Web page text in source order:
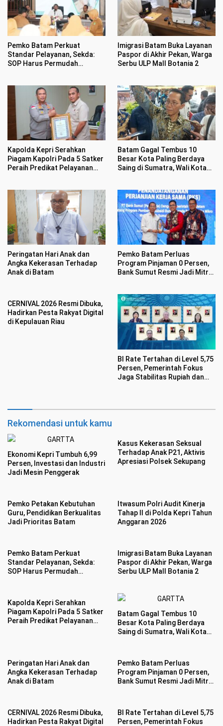
Pemko Batam Perkuat
Standar Pelayanan, Sekda:
SOP Harus Permudah
Imigrasi Batam Buka Layanan
Paspor di Akhir Pekan, Warga
Serbu ULP Mall Botania 2
Kapolda Kepri Serahkan
Piagam Kapolri Pada 5 Satker
Peraih Predikat Pelayanan
Batam Gagal Tembus 10
Besar Kota Paling Berdaya
Saing di Sumatra, Wali Kota
Peringatan Hari Anak dan
Angka Kekerasan Terhadap
Anak di Batam
Pemko Batam Perluas
Program Pinjaman 0 Persen,
Bank Sumut Resmi Jadi Mitra
CERNIVAL 2026 Resmi Dibuka,
Hadirkan Pesta Rakyat Digital
di Kepulauan Riau
BI Rate Tertahan di Level 5,75
Persen, Pemerintah Fokus
Jaga Stabilitas Rupiah dan
Rekomendasi untuk kamu
Ekonomi Kepri Tumbuh 6,99
Persen, Investasi dan Industri
Jadi Mesin Penggerak
Kasus Kekerasan Seksual
Terhadap Anak P21, Aktivis
Apresiasi Polsek Sekupang
Pemko Petakan Kebutuhan
Guru, Pendidikan Berkualitas
Jadi Prioritas Batam
Itwasum Polri Audit Kinerja
Tahap II di Polda Kepri Tahun
Anggaran 2026
Pemko Batam Perkuat
Standar Pelayanan, Sekda:
SOP Harus Permudah
Imigrasi Batam Buka Layanan
Paspor di Akhir Pekan, Warga
Serbu ULP Mall Botania 2
Kapolda Kepri Serahkan
Piagam Kapolri Pada 5 Satker
Peraih Predikat Pelayanan
Batam Gagal Tembus 10
Besar Kota Paling Berdaya
Saing di Sumatra, Wali Kota
Peringatan Hari Anak dan
Angka Kekerasan Terhadap
Anak di Batam
Pemko Batam Perluas
Program Pinjaman 0 Persen,
Bank Sumut Resmi Jadi Mitra
CERNIVAL 2026 Resmi Dibuka,
Hadirkan Pesta Rakyat Digital
BI Rate Tertahan di Level 5,75
Persen, Pemerintah Fokus